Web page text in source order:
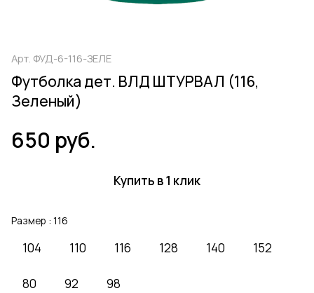
Арт. ФУД-6-116-ЗЕЛЕ
Футболка дет. ВЛД ШТУРВАЛ (116,
Зеленый)
650 руб.
Купить в 1 клик
Размер : 116
104 110 116 128 140 152
80 92 98